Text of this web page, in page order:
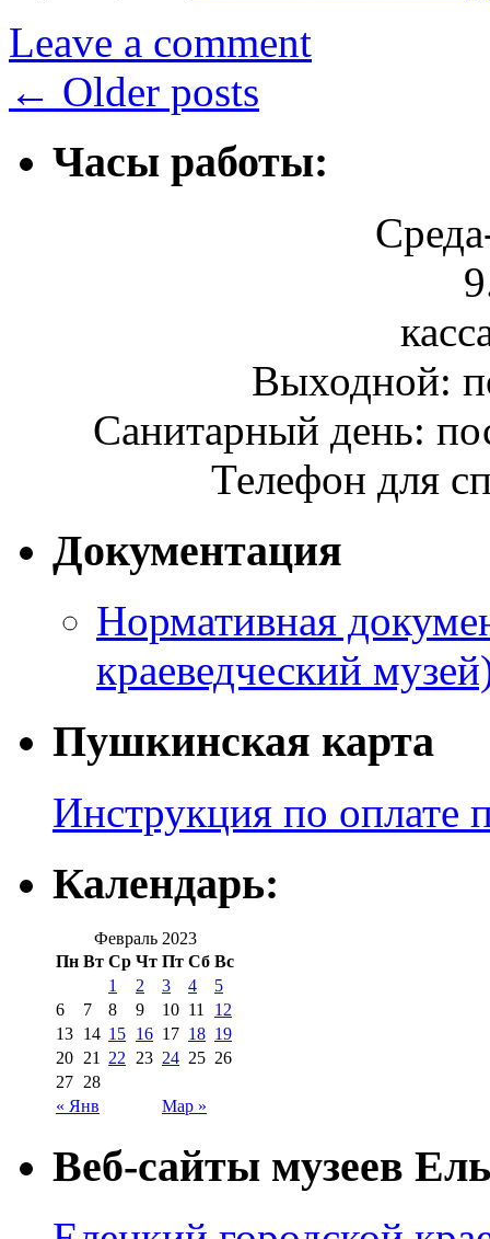
Leave a comment
← Older posts
Часы работы:
Выходной:
Санитарный день:
Телефон для
Документация
Нормативная
краеведческий
Пушкинская карта
Инструкция по оплате
Календарь:
Февраль 2023
Пн Вт Ср Чт Пт Сб Вс
« Янв Мар »
1 2 3 4
5
6
7 8 9 10 11
12
13 14 15 16 17 18 19
20 21 22 23 24 25 26
27 28
Веб-сайты музеев